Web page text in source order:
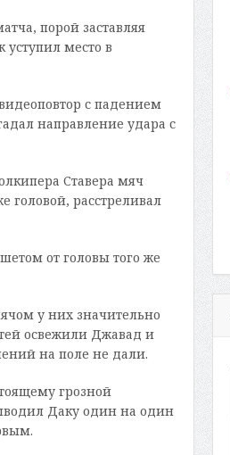
порой заставляя
место в
с падением
направление удара с
Ставера мяч
головой, расстреливал
от головы того же
у них значительно
освежили Джавад и
на поле не дали.
грозной
Даку один на один